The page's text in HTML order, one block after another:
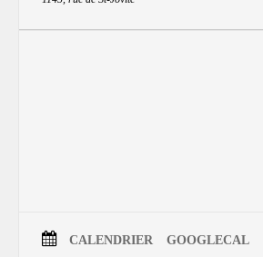
scène internationale, sa pratique artistique s’inspire
Mardi : 12 h à 18 h
CALENDRIER GOOGLECAL